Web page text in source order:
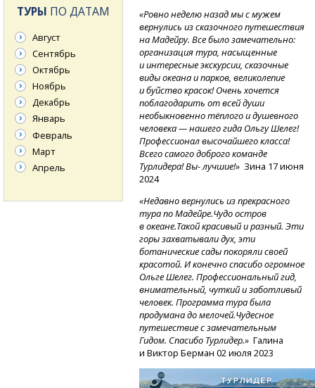
«Ровно неделю назад мы с мужем
вернулись из сказочного путешествия
на Мадейру. Все было замечательно:
организация тура, насыщенные
и интересные экскурсии, сказочные
виды океана и парков, великолепие
и буйство красок! Очень хочется
поблагодарить от всей души
необыкновенно тёплого и душевного
человека — нашего гида Ольгу Шелег!
Профессионал высочайшего класса!
Всего самого доброго команде
Турлидера! Вы- лучшие!» Зина 17 июня
2024
«Недавно вернулись из прекрасного
тура по Мадейре.Чудо остров
в океане.Такой красивый и разный. Эти
горы захватывали дух, эти
ботанические сады покоряли своей
красотой. И конечно спасибо огромное
Ольге Шелег. Профессиональный гид,
внимательный, чуткий и заботливый
человек. Программа тура была
продумана до мелочей.Чудесное
путешествие с замечательным
Гидом. Спасибо Турлидер.» Галина
и Виктор Берман 02 июля 2023
ТУРЫ ПО ДАТАМ
Август
Сентябрь
Октябрь
Ноябрь
Декабрь
Январь
Февраль
Март
Апрель